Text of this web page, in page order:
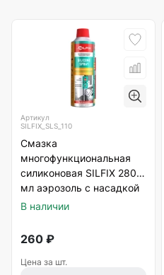
Артикул
SILFIX_SLS_110
Смазка
многофункциональная
силиконовая SILFIX 280
мл аэрозоль с насадкой
В наличии
260 ₽
Цена за шт.